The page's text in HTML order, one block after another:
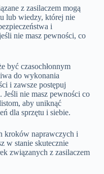
z zasilaczem mogą
lub wiedzy, której nie
i
nie masz pewności, co
być czasochłonnym
do wykonania
i zawsze postępuj
nie masz pewności co
aby uniknąć
dla sprzętu i siebie.
kroków naprawczych i
w stanie skutecznie
związanych z zasilaczem